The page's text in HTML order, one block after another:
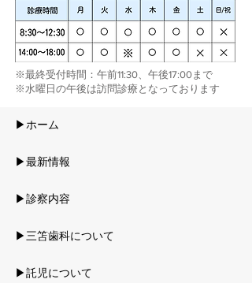
​※最終受付時間：午前11:30、午後17:00まで
※水曜日の午後は訪問診療となっております​
▶ホーム
▶最新情報
▶診察内容
▶三笘歯科について
▶託児について